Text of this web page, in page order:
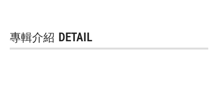
專輯介紹 DETAIL